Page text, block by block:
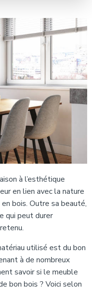
à l’esthétique
en lien avec la nature
bois. Outre sa beauté,
qui peut durer
utilisé est du bon
à de nombreux
savoir si le meuble
bon bois ? Voici selon